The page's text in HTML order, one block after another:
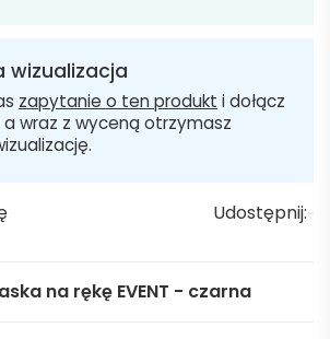
wizualizacja
zapytanie o ten produkt i dołącz
a wraz z wyceną otrzymasz
Udostępnij:
na rękę EVENT - czarna